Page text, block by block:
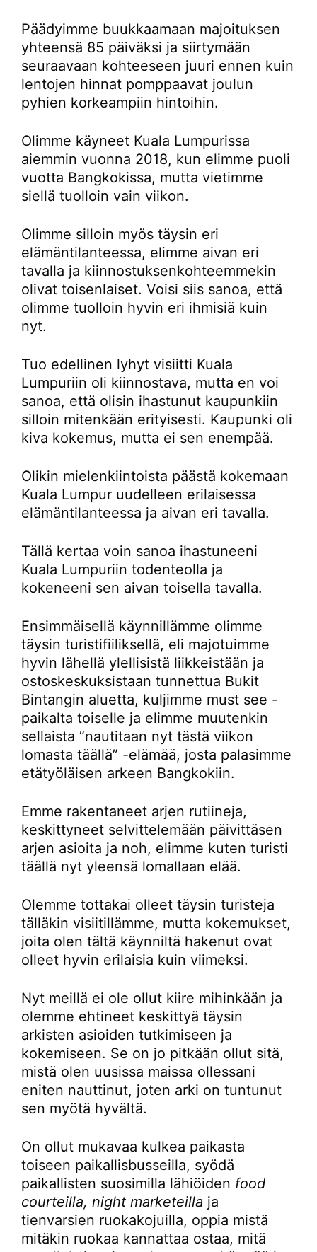
Päädyimme buukkaamaan majoituksen
yhteensä 85 päiväksi ja siirtymään
seuraavaan kohteeseen juuri ennen kuin
lentojen hinnat pomppaavat joulun
pyhien korkeampiin hintoihin.
Olimme käyneet Kuala Lumpurissa
aiemmin vuonna 2018, kun elimme puoli
vuotta Bangkokissa, mutta vietimme
siellä tuolloin vain viikon.
Olimme silloin myös täysin eri
elämäntilanteessa, elimme aivan eri
tavalla ja kiinnostuksenkohteemmekin
olivat toisenlaiset. Voisi siis sanoa, että
olimme tuolloin hyvin eri ihmisiä kuin
nyt.
Tuo edellinen lyhyt visiitti Kuala
Lumpuriin oli kiinnostava, mutta en voi
sanoa, että olisin ihastunut kaupunkiin
silloin mitenkään erityisesti. Kaupunki oli
kiva kokemus, mutta ei sen enempää.
Olikin mielenkiintoista päästä kokemaan
Kuala Lumpur uudelleen erilaisessa
elämäntilanteessa ja aivan eri tavalla.
Tällä kertaa voin sanoa ihastuneeni
Kuala Lumpuriin todenteolla ja
kokeneeni sen aivan toisella tavalla.
Ensimmäisellä käynnillämme olimme
täysin turistifiiliksellä, eli majotuimme
hyvin lähellä ylellisistä liikkeistään ja
ostoskeskuksistaan tunnettua Bukit
Bintangin aluetta, kuljimme must see -
paikalta toiselle ja elimme muutenkin
sellaista ”nautitaan nyt tästä viikon
lomasta täällä” -elämää, josta palasimme
etätyöläisen arkeen Bangkokiin.
Emme rakentaneet arjen rutiineja,
keskittyneet selvittelemään päivittäsen
arjen asioita ja noh, elimme kuten turisti
täällä nyt yleensä lomallaan elää.
Olemme tottakai olleet täysin turisteja
tälläkin visiitillämme, mutta kokemukset,
joita olen tältä käynniltä hakenut ovat
olleet hyvin erilaisia kuin viimeksi.
Nyt meillä ei ole ollut kiire mihinkään ja
olemme ehtineet keskittyä täysin
arkisten asioiden tutkimiseen ja
kokemiseen. Se on jo pitkään ollut sitä,
mistä olen uusissa maissa ollessani
eniten nauttinut, joten arki on tuntunut
sen myötä hyvältä.
On ollut mukavaa kulkea paikasta
toiseen paikallisbusseilla, syödä
paikallisten suosimilla lähiöiden food
courteilla, night marketeilla ja
tienvarsien ruokakojuilla, oppia mistä
mitäkin ruokaa kannattaa ostaa, mitä